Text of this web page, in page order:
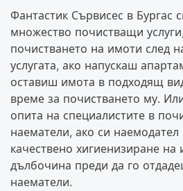
Фантастик Сървисес в Бургас
множество почистващи
почистването на имоти след
услугата, ако напускаш
оставиш имота в подходящ
време за почистването му.
опита на специалистите в
наематели, ако си
качествено хигиенизиране на
дълбочина преди да го
наематели.